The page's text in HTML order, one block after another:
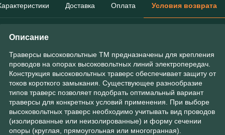
Доставка Оплата Условия возврата
Описание
Траверсы высоковольтные ТМ предназначены для крепления
проводов на опорах высоковольтных линий электропередач.
Конструкция высоковольтных траверс обеспечивает защиту от
токов короткого замыкания. Существующее разнообразие
типов траверс позволяет подобрать оптимальный вариант
траверсы для конкретных условий применения. При выборе
высоковольтных траверс необходимо учитывать вид проводов
(изолированные или неизолированные) и форму сечении
опоры (круглая, прямоугольная или многогранная).